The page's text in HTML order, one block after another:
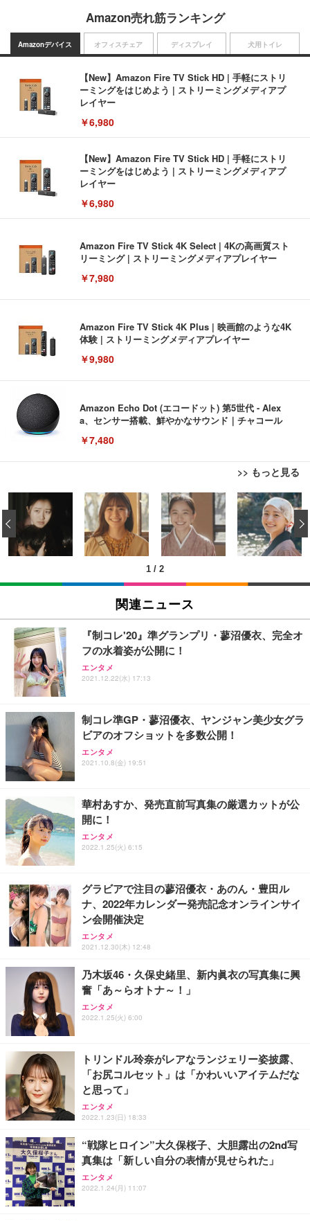
Amazon売れ筋ランキング
Amazonデバイス
【New】Amazon Fire TV Stick HD | 手軽にストリ
ーミングをはじめよう | ストリーミングメディアプ
レイヤー
￥6,980
【New】Amazon Fire TV Stick HD | 手軽にストリ
ーミングをはじめよう | ストリーミングメディアプ
レイヤー
￥6,980
Amazon Fire TV Stick 4K Select | 4Kの高画質スト
リーミング | ストリーミングメディアプレイヤー
￥7,980
Amazon Fire TV Stick 4K Plus | 映画館のような4K
体験 | ストリーミングメディアプレイヤー
￥9,980
Amazon Echo Dot (エコードット) 第5世代 - Alex
a、センサー搭載、鮮やかなサウンド｜チャコール
￥7,480
>> もっと見る
オフィスチェア
[EdoErgo] オフィスチェア 椅子 テレワーク 疲れな
い 跳ね上げ式アームレスト コンパクト 約105度ロッ
キング pc 事務椅子 360度回転 座面昇降 強化ナイロ
ン樹脂ベース 通気性メッシュ 在宅ワーク H-WY01
(黒網+黒枠+黒足)
￥5,699
SIHOO B100 オフィスチェア／デスクチェア メッシ
ュチェア 人間工学 疲れない ブラック
￥27,999
Sezlife オフィスチェア デスクチェア 疲れない テレ
ワーク チェア 強化バックレスト 30度ロッキング機
能 人間工学 椅子 腰サポート 90度跳ね上げ式アーム
ョン PCチェア 通気性メッシュ ゲーミング/勉強/事
務用 おしゃれ パソコンチェア (ブラック)
Sezlife オフィスチェア デスクチェア 疲れない テレ
ワーク チェア 強化バックレスト 30度ロッキング機
能 人間工学 椅子 腰サポート 90度跳ね上げ式アーム
務用 おしゃれ パソコンチェア (ホワイト)
ANDWINT オフィスチェア デスクチェア 肘なし メ
ッシュ 通気性 ランバーサポート付き 腰サポート ガ
ス圧無段階昇降 360度回転 キャスター付き コンパク
ディスプレイ
EIZO ビジネス向けプレミアムモニター | FlexScan
EV3240X-WT | 31.5型4K UHD・USB Type-C・ホワ
イト
￥105,595
EIZO ビジネス向けプレミアムモニター | FlexScan
【純正品】27"ゲーミングモニター DualSense 充電
フック付き（CFI-ZDM1J）
【整備済み品】Dell E2724HS 27インチ 液晶モニタ
ー フルHD（1920×1080）VA 非光沢 HDMI/DisplayP
ort/VGA スピーカー内蔵 高さ調整 スイベル VESA対
【MiniLED/24.5inch/280Hz/FHD】GRAPHT THE S
HOOTER Gaming Monitor 24” Essential ゲーミン
グモニター QD 24.5インチ 1ms FHD 量子ドット 残
犬用トイレ
Amazonベーシック ペットシーツ 薄型 レギュラー 1
回使い捨て 無香料 ホワイト 300枚
￥3,373
Amazonベーシック ペットシーツ 厚型 ワイド 42枚
x2袋(84枚) ホワイト(吸収面:ライトブルー)
￥3,234
ネオ・ルーライフ ネオ・オムツ L 中型犬用 26枚入
り 単品
Smart Basic(スマートベーシック) 【Amazon.co.jp
限定】 Smart Basic アイリスオーヤマ ペットシーツ
超厚型 お徳用 ワイド 100枚入 (x 1) (ケース販売)
アイリスオーヤマ ペットシーツ 超厚型 お徳用 レギ
ュラー 200枚入【Amazon.co.jp限定】
1 / 2
‹
関連ニュース
『制コレ'20』準グランプリ・蓼沼優衣、完全オ
フの水着姿が公開に！
エンタメ
2021.12.22(水) 17:13
制コレ準GP・蓼沼優衣、ヤンジャン美少女グラ
ビアのオフショットを多数公開！
エンタメ
2021.10.8(金) 19:51
華村あすか、発売直前写真集の厳選カットが公
開に！
エンタメ
2022.1.25(火) 6:15
グラビアで注目の蓼沼優衣・あのん・豊田ル
ナ、2022年カレンダー発売記念オンラインサイ
ン会開催決定
エンタメ
2021.12.30(木) 12:48
乃木坂46・久保史緒里、新内眞衣の写真集に興
奮「あ～らオトナ～！」
エンタメ
2022.1.25(火) 6:00
トリンドル玲奈がレアなランジェリー姿披露、
「お尻コルセット」は「かわいいアイテムだな
と思って」
エンタメ
2022.1.23(日) 18:33
“戦隊ヒロイン”大久保桜子、大胆露出の2nd写
真集は「新しい自分の表情が見せられた」
エンタメ
2022.1.24(月) 11:07